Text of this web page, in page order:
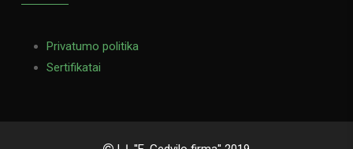
Privatumo politika
Sertifikatai